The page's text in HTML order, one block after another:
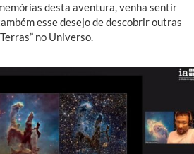
desta aventura, venha sentir
esse desejo de descobrir outras
no Universo.